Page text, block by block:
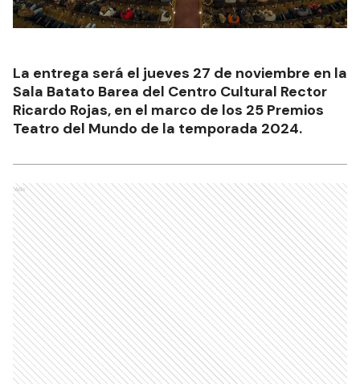
La entrega será el jueves 27 de noviembre en la
Sala Batato Barea del Centro Cultural Rector
Ricardo Rojas, en el marco de los 25 Premios
Teatro del Mundo de la temporada 2024.
Ads